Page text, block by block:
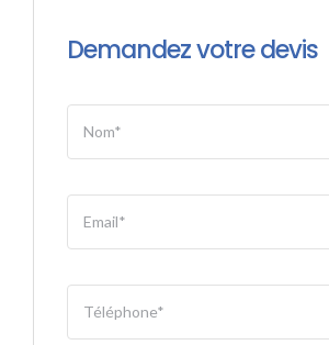
Demandez votre devis